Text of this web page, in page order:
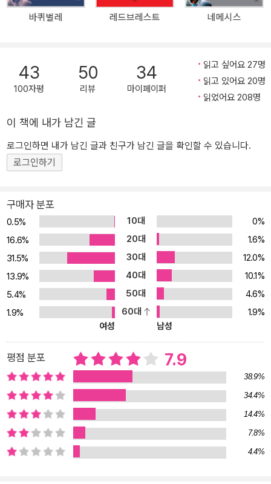
해리 홀레 시리즈 #1 《박쥐》가 드디어 출간되었다. 《박쥐》를 쓴 후
더 이상 주식 중개인으로 살 수 없다고 생각했다는 요 네스뵈. 그의 고
는 지구 반대편, 아무도 슬퍼해주지 않는 사건 현장… 그곳에서 마침
내 해리 홀레가 태어났다! 삶은 잔인하지만 아름답다. 나는 늘 사회적
위한 소설이다. “애버리진과 집시, 희귀병 환자 등 약자들이 자주 등
다. “삶에는 잔인하지만 아름다운 부분들이 있다. 나는 사회적 약자들
을 유심히 관찰하며 그들의 슬픔, 그 특유의 아름다움에 매혹되곤 한
지원수사하기 위해 오스트레일리아에 착륙한 ‘해리’의 시선을 좇아가
다 보면 오스트레일리아 원주민인 애버리진의 전설을 만나게 된다.
어느 날 갑자기 이주해온 백인들에게 터전은 물론 가족까지 빼앗기고
산산히 부서진 그들. ‘원주민 복지법령에 의거한 문명화’라는 목적으
로 핍박받던 그들은 흡사 동굴 속에 갇혀버린 ‘박쥐’와도 같았던 것은
아닐까. 《스노우맨》《레오파드》《레드브레스트》를 읽으며 해리의 매
력에 흠뻑 빠져 ‘해리 홀레 홀릭’을 외쳐본 이들에게 《박쥐》는 필수코
스다. 알코올 중독에다 권위주의 따위는 가볍게 무시해버리는, 뿌리
있어 마치 사랑하는 이의 사진첩을 들춰보는 애틋함을 느낄 수 있다.
《스노우맨》에서 알코올에 찌들어 사는 초췌한 중년의 해리를 만나고,
《레오파드》에서 세상과 담을 쌓은 채 홍콩의 뒷골목에서 휘청거리는
해리를 만났다면, 《박쥐》에서는 세상에 쉽게 상처받고, 자신의 실수
에 아파하고 ‘정의’에 대한 신념과 올곧음(?)이 조금은 남아 있는 형사
해리를 만날 수 있다. 해리가 왜 그토록 술(짐 빔)과 싸우게 되었는지,
사랑에 서투른 남자가 되어버린 사연은 무엇인지, 무엇이 그의 마음
바퀴벌레 레드브레스트 네메시스
43
100자평
50
리뷰
34
마이페이퍼
읽고 싶어요 27명
읽고 있어요 20명
읽었어요 208명
이 책에 내가 남긴 글
로그인하면 내가 남긴 글과 친구가 남긴 글을 확인할 수 있습니다.
로그인하기
구매자 분포
0.5% 10대
0%
16.6%
20대
1.6%
31.5%
30대
12.0%
13.9%
40대
10.1%
5.4%
50대
4.6%
1.9%
60대
1.9%
여성
남성
평점 분포 7.9
38.9%
34.4%
14.4%
7.8%
4.4%